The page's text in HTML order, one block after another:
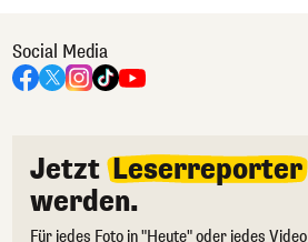
Social Media
Jetzt Leserreporter
werden.
Für jedes Foto in "Heute" oder jedes Video